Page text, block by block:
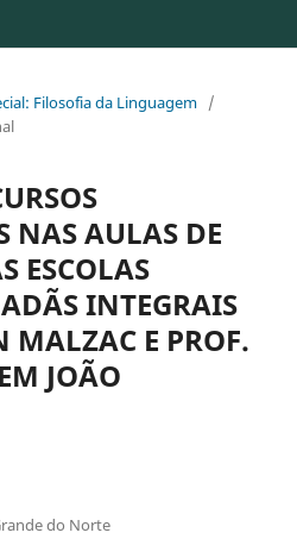
Filosofia da Linguagem /
NAS AULAS DE
ESCOLAS
INTEGRAIS
MALZAC E PROF.
JOÃO
do Norte